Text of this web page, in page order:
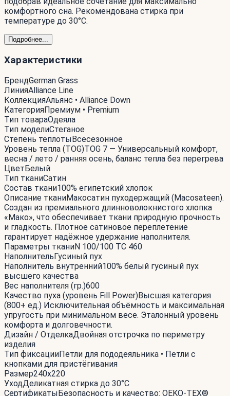
комфортного сна. Рекомендована стирка при
температуре до 30°С.
Подробнее...
Характеристики
БрендGerman Grass
ЛинияAlliance Line
КоллекцияАльянс • Alliance Down
КатегорияПремиум • Premium
Тип товараОдеяла
Тип моделиСтеганое
Степень теплотыВсесезонное
Уровень тепла (TOG)TOG 7 — Универсальный комфорт,
весна / лето / ранняя осень, баланс тепла без перегрева
ЦветБелый
Тип тканиСатин
Состав ткани100% египетский хлопок
Описание тканиМакосатин пуходержащий (Macosateen).
Создан из премиального длинноволокнистого хлопка
«Мако», что обеспечивает ткани природную прочность
и гладкость. Плотное сатиновое переплетение
гарантирует надёжное удержание наполнителя.
Параметры тканиN 100/100 TC 460
НаполнительГусиный пух
Наполнитель внутренний100% белый гусиный пух
высшего качества
Вес наполнителя (гр.)600
Качество пуха (уровень Fill Power)Высшая категория
(800+ ед.) Исключительная объёмность и максимальная
упругость при минимальном весе. Эталонный уровень
комфорта и долговечности.
Дизайн / ОтделкаДвойная отстрочка по периметру
изделия
Тип фиксацииПетли для пододеяльника • Петли с
кнопками для пристёгивания
Размер240x220
УходДеликатная стирка до 30°С
СертификатыБезопасность и качество: OEKO-TEX®